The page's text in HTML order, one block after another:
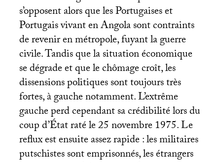
s’opposent alors que les Portugaises et
Portugais vivant en Angola sont contraints
de revenir en métropole, fuyant la guerre
civile. Tandis que la situation économique
se dégrade et que le chômage croît, les
dissensions politiques sont toujours très
fortes, à gauche notamment. L’extrême
gauche perd cependant sa crédibilité lors du
coup d’État raté le 25 novembre 1975. Le
reflux est ensuite assez rapide : les militaires
putschistes sont emprisonnés, les étrangers